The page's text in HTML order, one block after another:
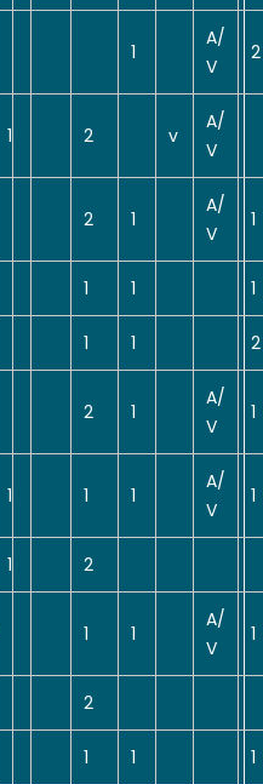
1
A/
V
2
1 2 v
A/
V
2 1
A/
V
1
1 1 1
1 1 2
2 1
A/
V
1
1 1 1
A/
V
1
1 2
1 1
A/
V
1
2
1 1 1